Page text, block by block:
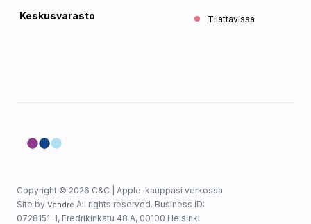
Keskusvarasto Tilattavissa
Copyright © 2026 C&C | Apple-kauppasi verkossa
Site by Vendre All rights reserved. Business ID:
0728151-1, Fredrikinkatu 48 A, 00100 Helsinki